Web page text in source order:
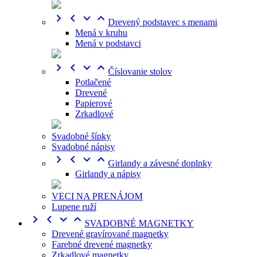
    Drevený podstavec s menami
Mená v kruhu
Mená v podstavci
    Číslovanie stolov
Potlačené
Drevené
Papierové
Zrkadlové
Svadobné šípky
Svadobné nápisy
    Girlandy a závesné doplnky
Girlandy a nápisy
VECI NA PRENÁJOM
Lupene ruží
    SVADOBNÉ MAGNETKY
Drevené gravírované magnetky
Farebné drevené magnetky